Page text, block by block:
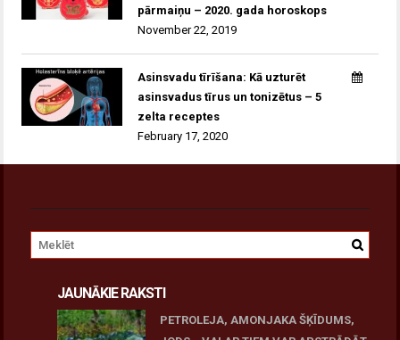
pārmaiņu – 2020. gada horoskops
November 22, 2019
Asinsvadu tīrīšana: Kā uzturēt
asinsvadus tīrus un tonizētus – 5
zelta receptes
February 17, 2020
JAUNĀKIE RAKSTI
PETROLEJA, AMONJAKA ŠĶĪDUMS,